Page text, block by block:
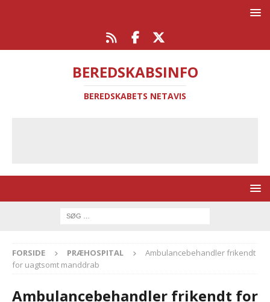
BEREDSKABSINFO
BEREDSKABETS NETAVIS
FORSIDE PRÆHOSPITAL
Ambulancebehandler frikendt
for uagtsomt manddrab
Ambulancebehandler frikendt for